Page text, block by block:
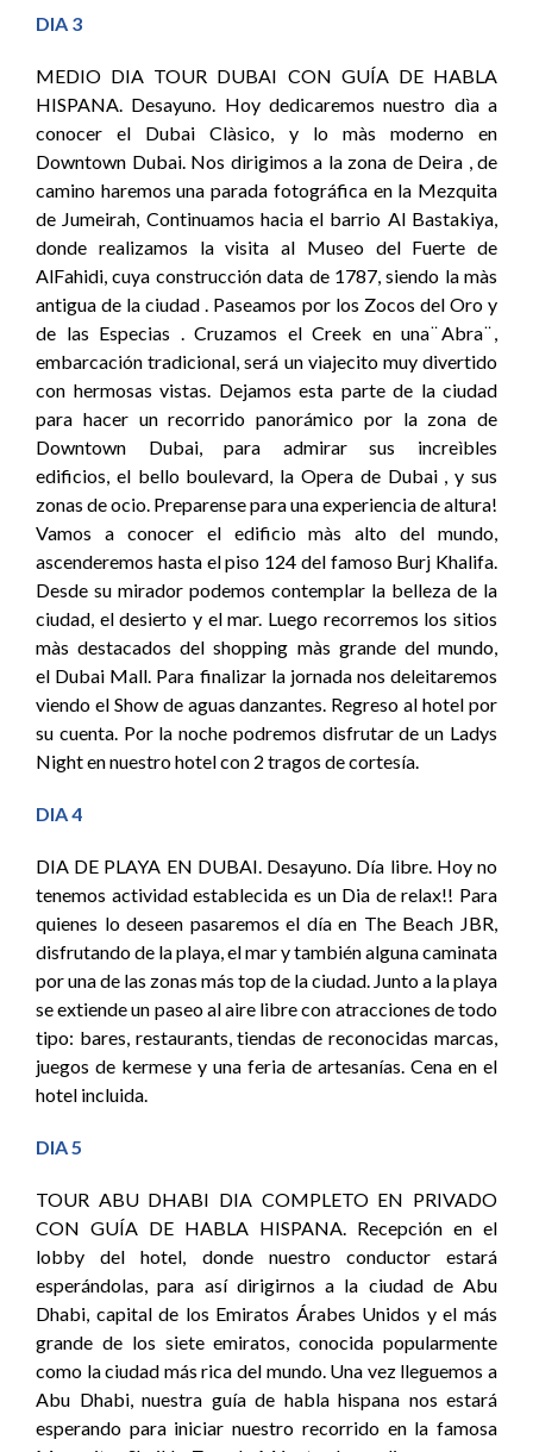
DIA 3
MEDIO DIA TOUR DUBAI CON GUÍA DE HABLA
HISPANA. Desayuno. Hoy dedicaremos nuestro dìa a
conocer el Dubai Clàsico, y lo màs moderno en
Downtown Dubai. Nos dirigimos a la zona de Deira , de
camino haremos una parada fotográfica en la Mezquita
de Jumeirah, Continuamos hacia el barrio Al Bastakiya,
donde realizamos la visita al Museo del Fuerte de
AlFahidi, cuya construcción data de 1787, siendo la màs
antigua de la ciudad . Paseamos por los Zocos del Oro y
de las Especias . Cruzamos el Creek en una ̈Abra ̈,
embarcación tradicional, será un viajecito muy divertido
con hermosas vistas. Dejamos esta parte de la ciudad
para hacer un recorrido panorámico por la zona de
Downtown Dubai, para admirar sus increìbles
edificios, el bello boulevard, la Opera de Dubai , y sus
zonas de ocio. Preparense para una experiencia de altura!
Vamos a conocer el edificio màs alto del mundo,
ascenderemos hasta el piso 124 del famoso Burj Khalifa.
Desde su mirador podemos contemplar la belleza de la
ciudad, el desierto y el mar. Luego recorremos los sitios
màs destacados del shopping màs grande del mundo,
el Dubai Mall. Para finalizar la jornada nos deleitaremos
viendo el Show de aguas danzantes. Regreso al hotel por
su cuenta. Por la noche podremos disfrutar de un Ladys
Night en nuestro hotel con 2 tragos de cortesía.
DIA 4
DIA DE PLAYA EN DUBAI. Desayuno. Día libre. Hoy no
tenemos actividad establecida es un Dia de relax!! Para
quienes lo deseen pasaremos el día en The Beach JBR,
disfrutando de la playa, el mar y también alguna caminata
por una de las zonas más top de la ciudad. Junto a la playa
se extiende un paseo al aire libre con atracciones de todo
tipo: bares, restaurants, tiendas de reconocidas marcas,
juegos de kermese y una feria de artesanías. Cena en el
hotel incluida.
DIA 5
TOUR ABU DHABI DIA COMPLETO EN PRIVADO
CON GUÍA DE HABLA HISPANA. Recepción en el
lobby del hotel, donde nuestro conductor estará
esperándolas, para así dirigirnos a la ciudad de Abu
Dhabi, capital de los Emiratos Árabes Unidos y el más
grande de los siete emiratos, conocida popularmente
como la ciudad más rica del mundo. Una vez lleguemos a
Abu Dhabi, nuestra guía de habla hispana nos estará
esperando para iniciar nuestro recorrido en la famosa